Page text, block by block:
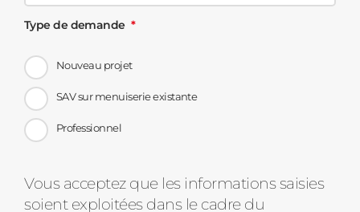
Type de demande
Nouveau projet
SAV sur menuiserie existante
Professionnel
Message
Vous acceptez que les informations saisies
soient exploitées dans le cadre du